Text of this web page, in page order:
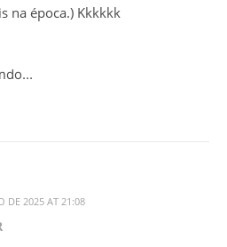
na época.) Kkkkkk
DE 2025 AT 21:08